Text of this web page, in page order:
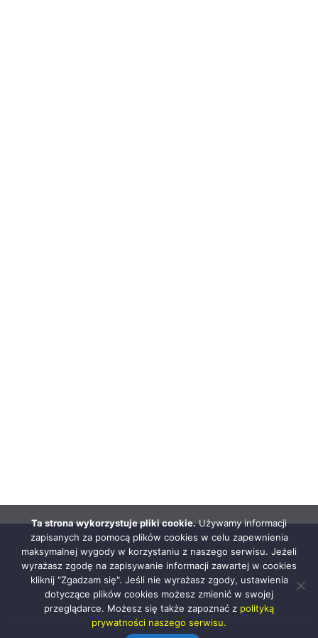
Ta strona wykorzystuje pliki cookie.Używamy informacji
zapisanych za pomocą plików cookies w celu zapewnienia
maksymalnej wygody w korzystaniu z naszego serwisu. Jeżeli
wyrażasz zgodę na zapisywanie informacji zawartej w cookies
kliknij "Zgadzam się". Jeśli nie wyrażasz zgody, ustawienia
dotyczące plików cookies możesz zmienić w swojej
przeglądarce. Możesz się także zapoznać z polityką
prywatności naszego serwisu.